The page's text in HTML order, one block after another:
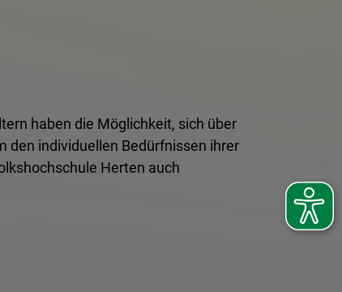
haben die Möglichkeit, sich über
den individuellen Bedürfnissen ihrer
Herten auch